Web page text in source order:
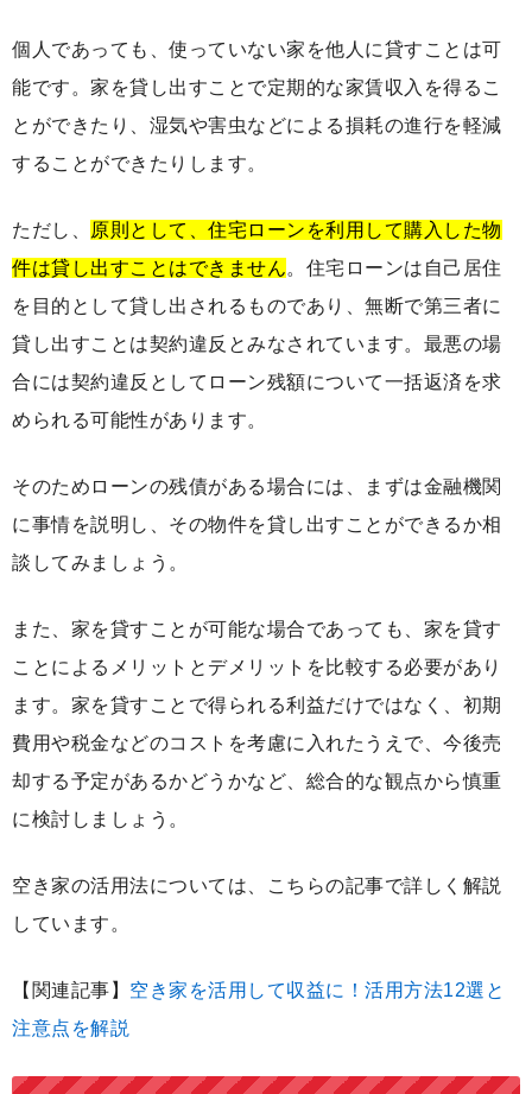
個人であっても、使っていない家を他人に貸すことは可
能です。家を貸し出すことで定期的な家賃収入を得るこ
とができたり、湿気や害虫などによる損耗の進行を軽減
することができたりします。
ただし、
原則として、住宅ローンを利用して購入した物
件は貸し出すことはできません。住宅ローンは自己居住
を目的として貸し出されるものであり、無断で第三者に
貸し出すことは契約違反とみなされています。最悪の場
合には契約違反としてローン残額について一括返済を求
められる可能性があります。
そのためローンの残債がある場合には、まずは金融機関
に事情を説明し、その物件を貸し出すことができるか相
談してみましょう。
また、家を貸すことが可能な場合であっても、家を貸す
ことによるメリットとデメリットを比較する必要があり
ます。家を貸すことで得られる利益だけではなく、初期
費用や税金などのコストを考慮に入れたうえで、今後売
却する予定があるかどうかなど、総合的な観点から慎重
に検討しましょう。
空き家の活用法については、こちらの記事で詳しく解説
しています。
【関連記事】 空き家を活用して収益に！活用方法12選と
注意点を解説